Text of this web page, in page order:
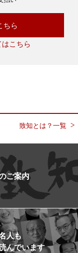
ちら
こちら
致知とは？一覧
ご案内
人も
んでいます